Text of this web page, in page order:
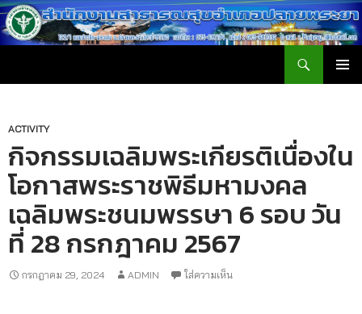
เนื้อหา
ACTIVITY
กิจกรรมเฉลิมพระเกียรติเนื่องใน
โอกาสพระราชพิธีมหามงคล
เฉลิมพระชนมพรรษา 6 รอบ วัน
ที่ 28 กรกฎาคม 2567
กรกฎาคม 29, 2024 ADMIN ใส่ความเห็น